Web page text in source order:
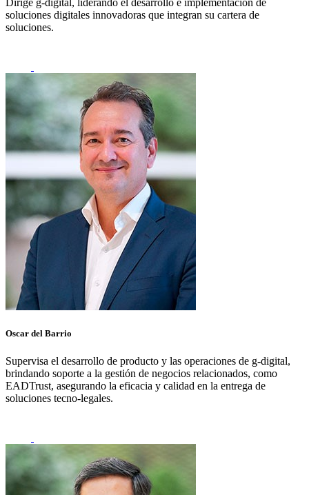
Dirige g-digital, liderando el desarrollo e implementación de
soluciones digitales innovadoras que integran su cartera de
soluciones.
Oscar del Barrio
Supervisa el desarrollo de producto y las operaciones de g-digital,
brindando soporte a la gestión de negocios relacionados, como
EADTrust, asegurando la eficacia y calidad en la entrega de
soluciones tecno-legales.